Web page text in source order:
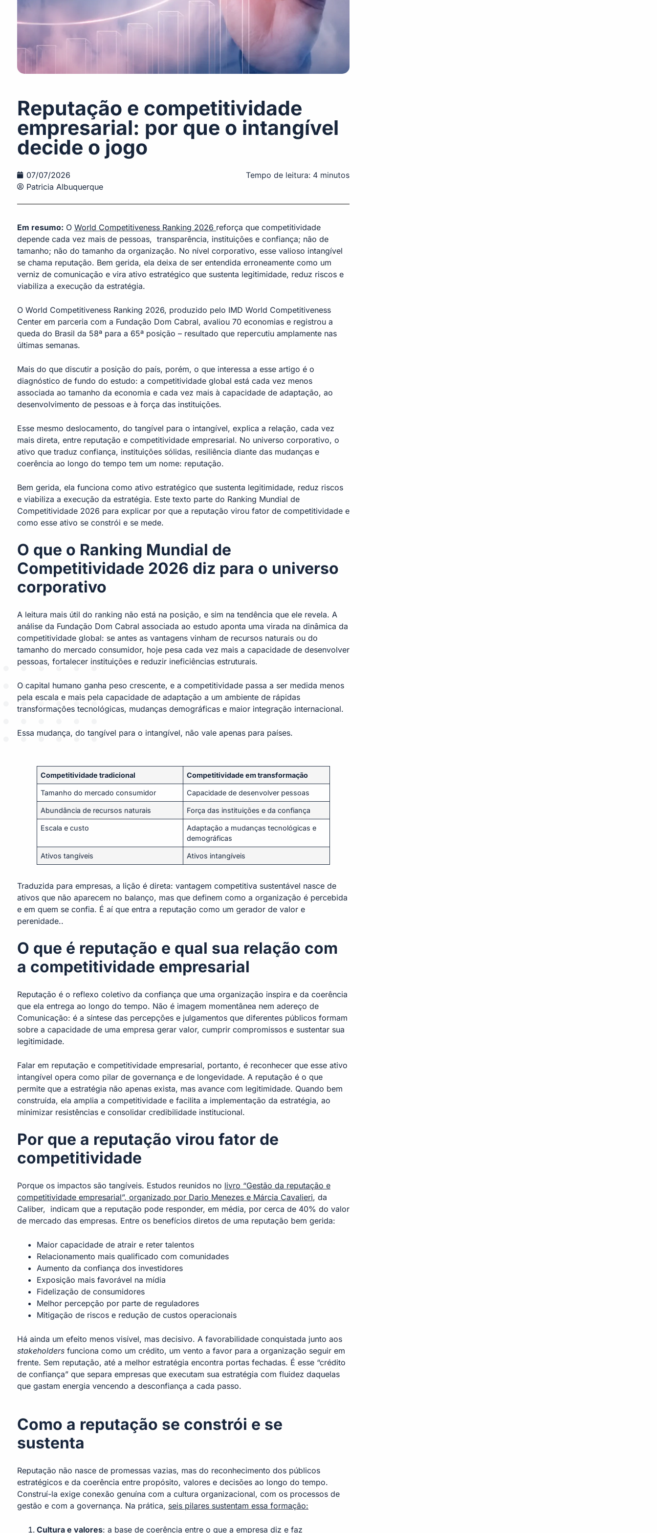
Reputação e competitividade
empresarial: por que o intangível
decide o jogo
07/07/2026
Patricia Albuquerque
Tempo de leitura: 4 minutos
Em resumo: O World Competitiveness Ranking 2026 reforça que competitividade
depende cada vez mais de pessoas, transparência, instituições e confiança; não de
tamanho; não do tamanho da organização. No nível corporativo, esse valioso intangível
se chama reputação. Bem gerida, ela deixa de ser entendida erroneamente como um
verniz de comunicação e vira ativo estratégico que sustenta legitimidade, reduz riscos e
viabiliza a execução da estratégia.
O World Competitiveness Ranking 2026, produzido pelo IMD World Competitiveness
Center em parceria com a Fundação Dom Cabral, avaliou 70 economias e registrou a
queda do Brasil da 58ª para a 65ª posição – resultado que repercutiu amplamente nas
últimas semanas.
Mais do que discutir a posição do país, porém, o que interessa a esse artigo é o
diagnóstico de fundo do estudo: a competitividade global está cada vez menos
associada ao tamanho da economia e cada vez mais à capacidade de adaptação, ao
desenvolvimento de pessoas e à força das instituições.
Esse mesmo deslocamento, do tangível para o intangível, explica a relação, cada vez
mais direta, entre reputação e competitividade empresarial. No universo corporativo, o
ativo que traduz confiança, instituições sólidas, resiliência diante das mudanças e
coerência ao longo do tempo tem um nome: reputação.
Bem gerida, ela funciona como ativo estratégico que sustenta legitimidade, reduz riscos
e viabiliza a execução da estratégia. Este texto parte do Ranking Mundial de
Competitividade 2026 para explicar por que a reputação virou fator de competitividade e
como esse ativo se constrói e se mede.
O que o Ranking Mundial de
Competitividade 2026 diz para o universo
corporativo
A leitura mais útil do ranking não está na posição, e sim na tendência que ele revela. A
análise da Fundação Dom Cabral associada ao estudo aponta uma virada na dinâmica da
competitividade global: se antes as vantagens vinham de recursos naturais ou do
tamanho do mercado consumidor, hoje pesa cada vez mais a capacidade de desenvolver
pessoas, fortalecer instituições e reduzir ineficiências estruturais.
O capital humano ganha peso crescente, e a competitividade passa a ser medida menos
pela escala e mais pela capacidade de adaptação a um ambiente de rápidas
transformações tecnológicas, mudanças demográficas e maior integração internacional.
Essa mudança, do tangível para o intangível, não vale apenas para países.
Competitividade tradicional Competitividade em transformação
Tamanho do mercado consumidor Capacidade de desenvolver pessoas
Abundância de recursos naturais Força das instituições e da confiança
Escala e custo
Adaptação a mudanças tecnológicas e
demográficas
Ativos tangíveis Ativos intangíveis
Traduzida para empresas, a lição é direta: vantagem competitiva sustentável nasce de
ativos que não aparecem no balanço, mas que definem como a organização é percebida
e em quem se confia. É aí que entra a reputação como um gerador de valor e
perenidade..
O que é reputação e qual sua relação com
a competitividade empresarial
Reputação é o reflexo coletivo da confiança que uma organização inspira e da coerência
que ela entrega ao longo do tempo. Não é imagem momentânea nem adereço de
Comunicação: é a síntese das percepções e julgamentos que diferentes públicos formam
sobre a capacidade de uma empresa gerar valor, cumprir compromissos e sustentar sua
legitimidade.
Falar em reputação e competitividade empresarial, portanto, é reconhecer que esse ativo
intangível opera como pilar de governança e de longevidade. A reputação é o que
permite que a estratégia não apenas exista, mas avance com legitimidade. Quando bem
construída, ela amplia a competitividade e facilita a implementação da estratégia, ao
minimizar resistências e consolidar credibilidade institucional.
Por que a reputação virou fator de
competitividade
Porque os impactos são tangíveis. Estudos reunidos no livro “Gestão da reputação e
competitividade empresarial”, organizado por Dario Menezes e Márcia Cavalieri, da
Caliber, indicam que a reputação pode responder, em média, por cerca de 40% do valor
de mercado das empresas. Entre os benefícios diretos de uma reputação bem gerida:
Maior capacidade de atrair e reter talentos
Relacionamento mais qualificado com comunidades
Aumento da confiança dos investidores
Exposição mais favorável na mídia
Fidelização de consumidores
Melhor percepção por parte de reguladores
Mitigação de riscos e redução de custos operacionais
Há ainda um efeito menos visível, mas decisivo. A favorabilidade conquistada junto aos
stakeholders funciona como um crédito, um vento a favor para a organização seguir em
frente. Sem reputação, até a melhor estratégia encontra portas fechadas. É esse “crédito
de confiança” que separa empresas que executam sua estratégia com fluidez daquelas
que gastam energia vencendo a desconfiança a cada passo.
Como a reputação se constrói e se
sustenta
Reputação não nasce de promessas vazias, mas do reconhecimento dos públicos
estratégicos e da coerência entre propósito, valores e decisões ao longo do tempo.
Construí-la exige conexão genuína com a cultura organizacional, com os processos de
gestão e com a governança. Na prática, seis pilares sustentam essa formação:
Cultura e valores: a base de coerência entre o que a empresa diz e faz